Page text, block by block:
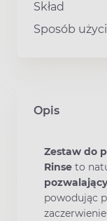
Skład
Sposób
Opis
Zestaw do
Rinse to
powodując